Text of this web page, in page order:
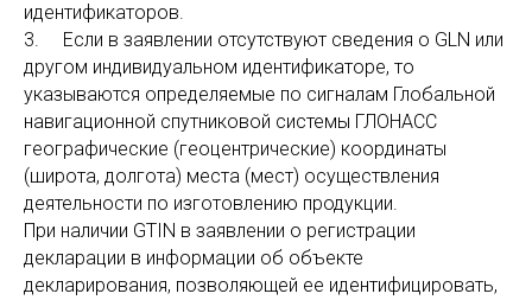
идентификаторов.
3. Если в заявлении отсутствуют сведения о GLN или
другом индивидуальном идентификаторе, то
указываются определяемые по сигналам Глобальной
навигационной спутниковой системы ГЛОНАСС
географические (геоцентрические) координаты
(широта, долгота) места (мест) осуществления
деятельности по изготовлению продукции.
При наличии GTIN в заявлении о регистрации
декларации в информации об объекте
декларирования, позволяющей ее идентифицировать,